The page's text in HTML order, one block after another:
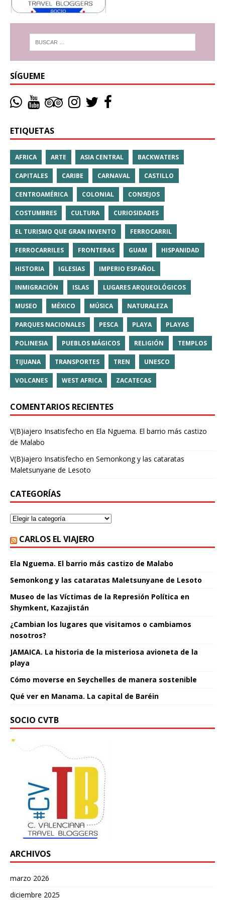
SÍGUEME
ETIQUETAS
AFRICA ARTE ASIA CENTRAL BACKWATERS
CAPITALES CARIBE CARNAVAL CASTILLO
CENTROAMÉRICA COLONIAL CONSEJOS
COSTUMBRES CULTURA CURIOSIDADES
EL TURISMO QUE GRAN INVENTO FERROCARRIL
FERROCARRILES FRONTERAS GUAM HISPANIDAD
HISTORIA IGLESIAS IMPERIO ESPAÑOL
INMIGRACIÓN ISLAS LUGARES ARQUEOLÓGICOS
MUSEO MÉXICO MÚSICA NATURALEZA
PARQUES NACIONALES PESCA PLAYA PLAYAS
POLINESIA PUEBLOS MÁGICOS RELIGIÓN TEMPLOS
TIJUANA TRANSPORTES TREN UNESCO
VOLCANES WEST AFRICA ZACATECAS
COMENTARIOS RECIENTES
V(B)iajero Insatisfecho en Ela Nguema. El barrio más castizo
de Malabo
V(B)iajero Insatisfecho en Semonkong y las cataratas
Maletsunyane de Lesoto
CATEGORÍAS
CARLOS EL VIAJERO
Ela Nguema. El barrio más castizo de Malabo
Semonkong y las cataratas Maletsunyane de Lesoto
Museo de las Víctimas de la Represión Política en
Shymkent, Kazajistán
¿Cambian los lugares que visitamos o cambiamos
nosotros?
JAMAICA. La historia de la misteriosa avioneta de la
playa
Cómo moverse en Seychelles de manera sostenible
Qué ver en Manama. La capital de Baréin
SOCIO CVTB
ARCHIVOS
marzo 2026
diciembre 2025